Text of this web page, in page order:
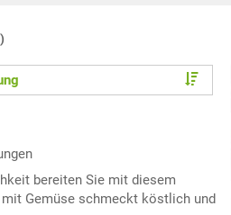
bereiten Sie mit diesem
Gemüse schmeckt köstlich und